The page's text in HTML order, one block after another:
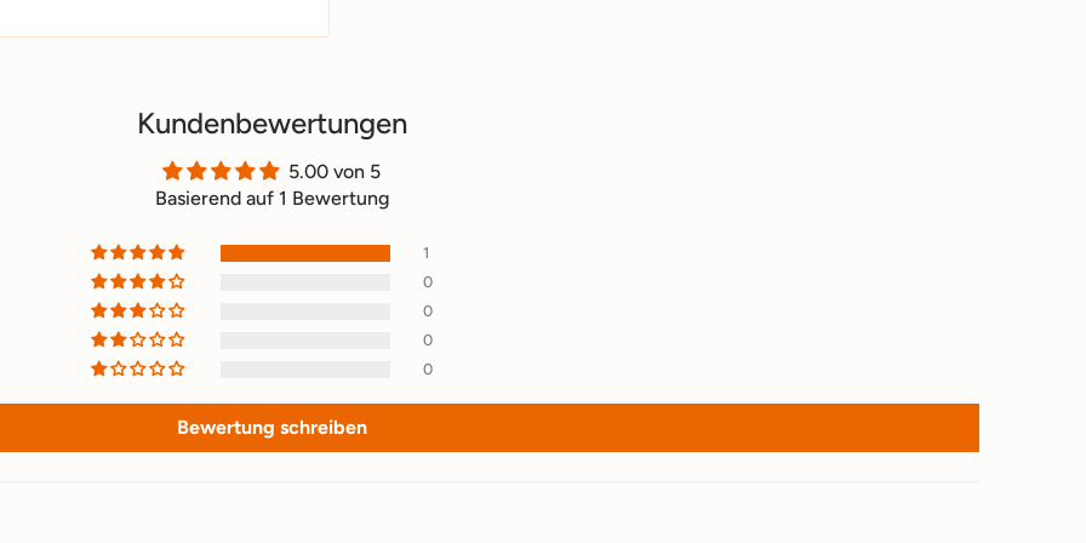
Kundenbewertungen
5.00 von 5
Basierend auf 1 Bewertung
1
0
0
0
0
Bewertung schreiben